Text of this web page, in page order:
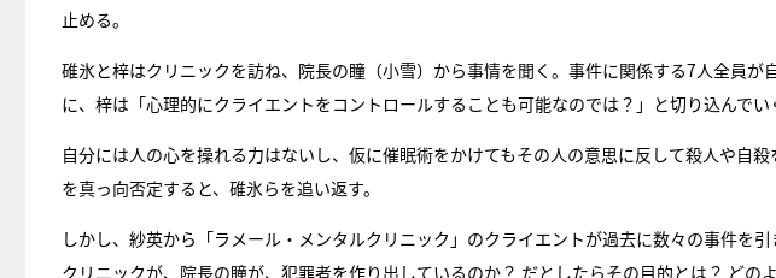
止める。
碓氷と梓はクリニックを訪ね、院長の瞳（小雪）から事情を聞く。事件に関係する7人全員が
に、梓は「心理的にクライエントをコントロールすることも可能なのでは？」と切り込んでい
自分には人の心を操れる力はないし、仮に催眠術をかけてもその人の意思に反して殺人や自
を真っ向否定すると、碓氷らを追い返す。
しかし、紗英から「ラメール・メンタルクリニック」のクライエントが過去に数々の事件を
クリニックが、院長の瞳が、犯罪者を作り出しているのか？ だとしたらその目的とは？ どの